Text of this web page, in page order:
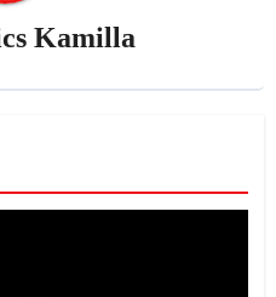
Kamilla